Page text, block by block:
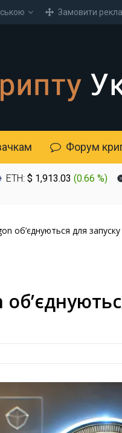
Замовити
Форум
ETH: $ 1,913.03 (0.66 %)
об’єднуються для